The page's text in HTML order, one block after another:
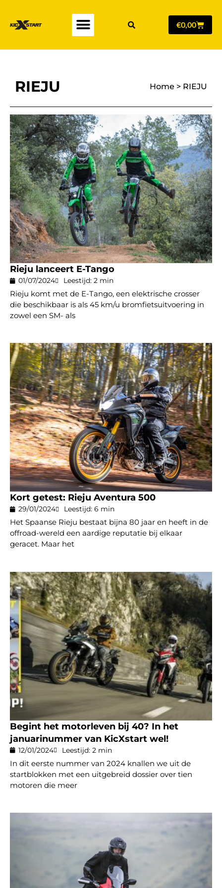
€0,00
Home > RIEJU
RIEJU
Rieju lanceert E-Tango
01/07/2024 Leestijd: 2 min
Rieju komt met de E-Tango, een elektrische crosser
die beschikbaar is als 45 km/u bromfietsuitvoering in
zowel een SM- als
Kort getest: Rieju Aventura 500
29/01/2024 Leestijd: 6 min
Het Spaanse Rieju bestaat bijna 80 jaar en heeft in de
offroad-wereld een aardige reputatie bij elkaar
geracet. Maar het
Begint het motorleven bij 40? In het
januarinummer van KicXstart wel!
12/01/2024 Leestijd: 2 min
In dit eerste nummer van 2024 knallen we uit de
startblokken met een uitgebreid dossier over tien
motoren die meer